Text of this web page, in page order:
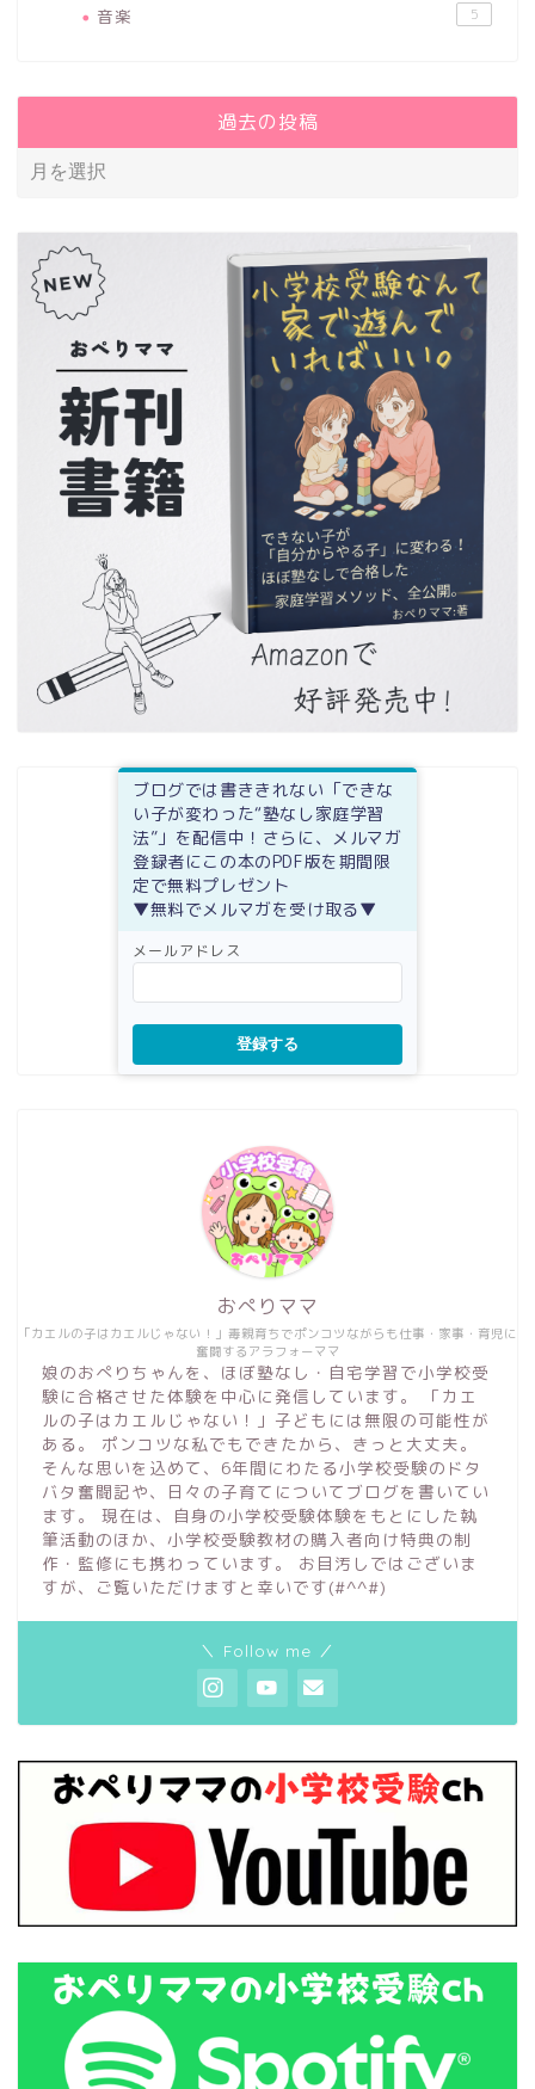
音楽 5
過去の投稿
ブログでは書ききれない「できな
い子が変わった“塾なし家庭学習
法”」を配信中！さらに、メルマガ
登録者にこの本のPDF版を期間限
定で無料プレゼント
▼無料でメルマガを受け取る▼
メールアドレス
登録する
「カエルの子はカエルじゃない！」毒親育ちでポンコツながらも仕事・家事・育児に
奮闘するアラフォーママ
おぺりママ
娘のおぺりちゃんを、ほぼ塾なし・自宅学習で小学校受
験に合格させた体験を中心に発信しています。 「カエ
ルの子はカエルじゃない！」子どもには無限の可能性が
ある。 ポンコツな私でもできたから、きっと大丈夫。
そんな思いを込めて、6年間にわたる小学校受験のドタ
バタ奮闘記や、日々の子育てについてブログを書いてい
ます。 現在は、自身の小学校受験体験をもとにした執
筆活動のほか、小学校受験教材の購入者向け特典の制
作・監修にも携わっています。 お目汚しではございま
すが、ご覧いただけますと幸いです(#^^#)
＼ Follow me ／